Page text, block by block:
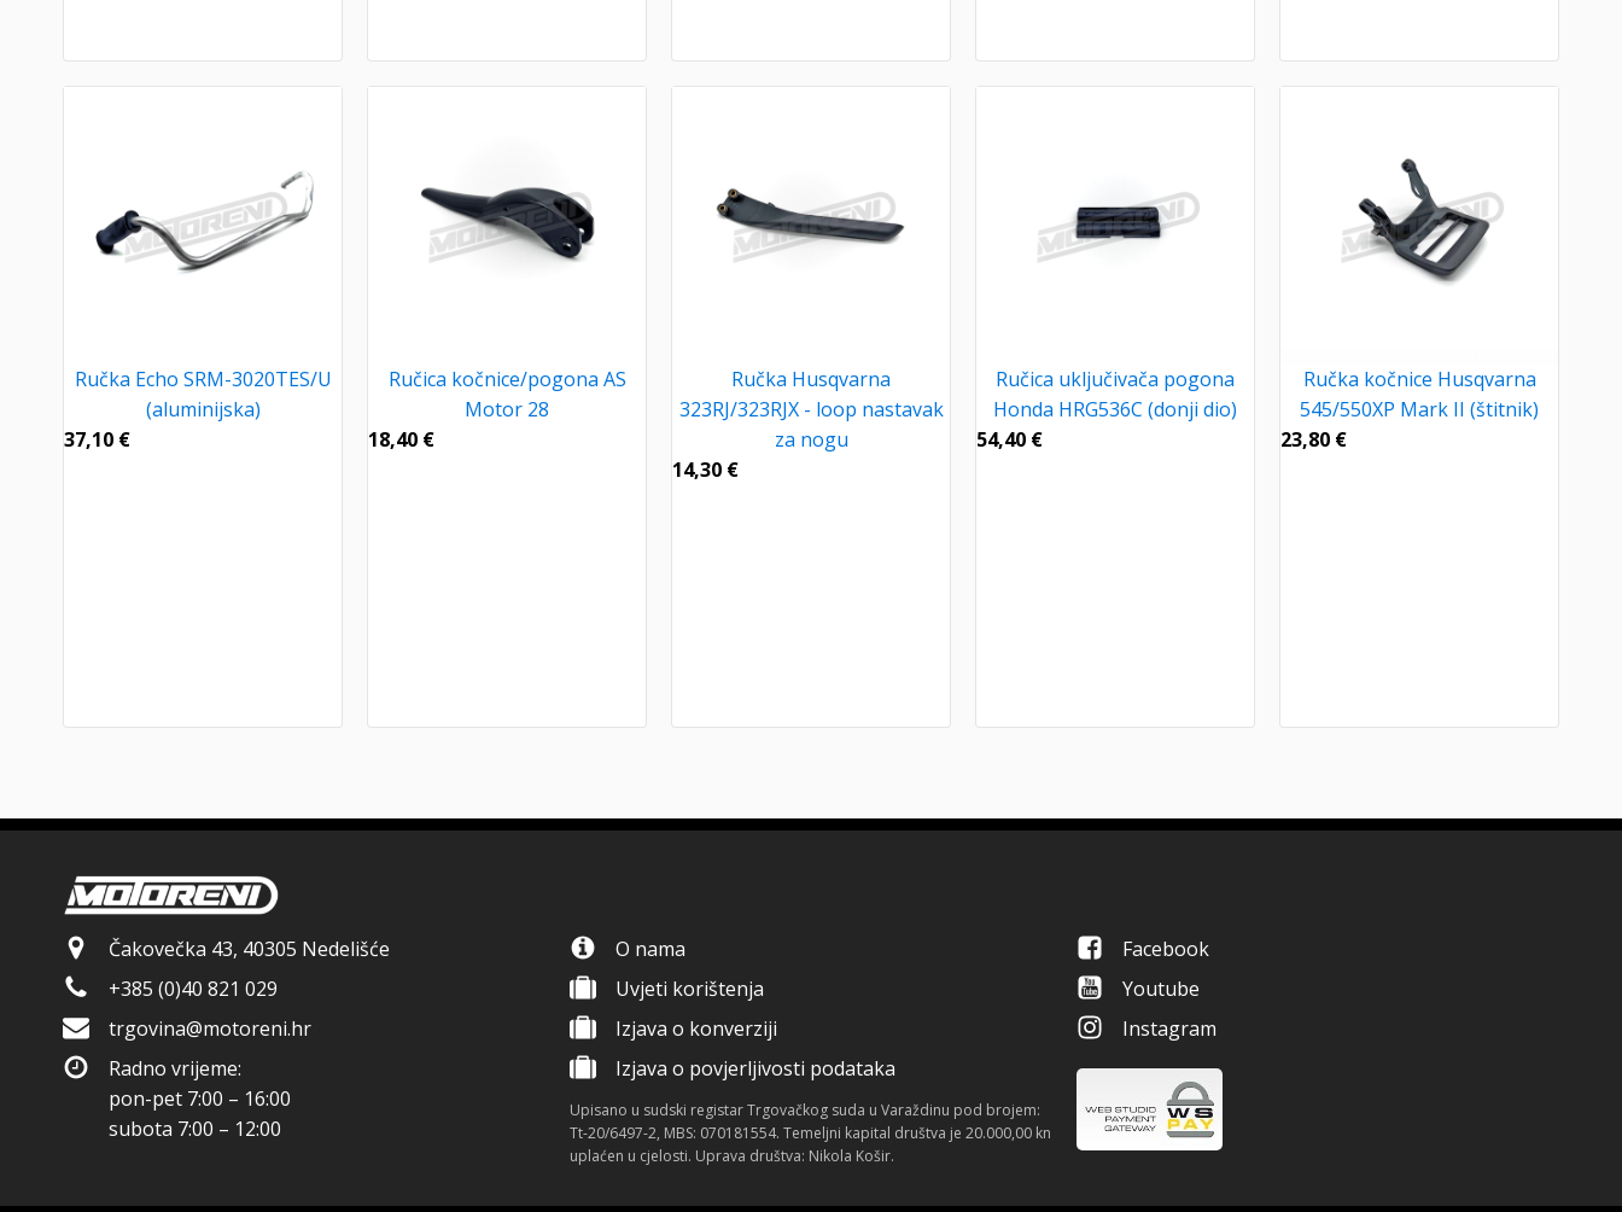
Ručka Echo SRM-3020TES/U
(aluminijska)
37,10 €
Ručica kočnice/pogona AS
Motor 28
18,40 €
Ručka Husqvarna
323RJ/323RJX - loop nastavak
za nogu
14,30 €
Ručica uključivača pogona
Honda HRG536C (donji dio)
54,40 €
Ručka kočnice Husqvarna
545/550XP Mark II (štitnik)
23,80 €
Čakovečka 43, 40305 Nedelišće
+385 (0)40 821 029
trgovina@motoreni.hr
Radno vrijeme:
pon-pet 7:00 – 16:00
subota 7:00 – 12:00
O nama
Uvjeti korištenja
Izjava o konverziji
Izjava o povjerljivosti podataka
Upisano u sudski registar Trgovačkog suda u Varaždinu pod brojem:
Tt-20/6497-2, MBS: 070181554. Temeljni kapital društva je 20.000,00 kn
uplaćen u cjelosti. Uprava društva: Nikola Košir.
Facebook
Youtube
Instagram